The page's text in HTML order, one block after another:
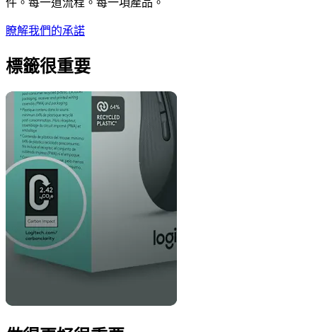
瞭解我們的承諾
標籤很重要